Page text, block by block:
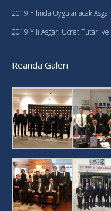
2019 Yılında Uygulanacak
2019 Yılı Asgari Ücret Tutarı
Reanda Galeri